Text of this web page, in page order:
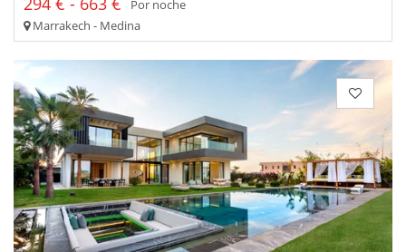
Por noche
Marrakech - Medina